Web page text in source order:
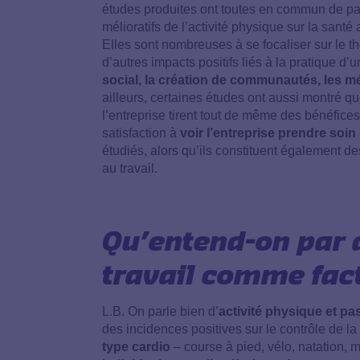
études produites ont toutes en commun de
mélioratifs de l’activité physique sur la
Elles sont nombreuses à se focaliser sur le
d’autres impacts positifs liés à la pratique
social, la création de communautés, les
ailleurs, certaines études ont aussi montré
l’entreprise tirent tout de même des
satisfaction à voir l’entreprise prendre soin
étudiés, alors qu’ils constituent également
au travail.
Qu’entend-on
travail comme
L.B. On parle bien d’activité physique et
des incidences positives sur le contrôle de
type cardio – course à pied, vélo, natation,